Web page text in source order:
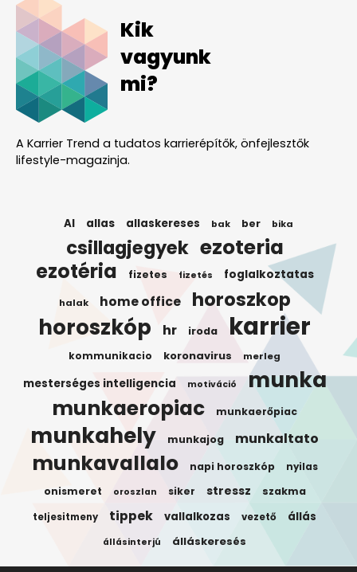
Kik
vagyunk
mi?
A Karrier Trend a tudatos karrierépítők, önfejlesztők
lifestyle-magazinja.
AI allas allaskereses bak ber bika
csillagjegyek ezoteria
ezotéria fizetes fizetés foglalkoztatas
halak home office horoszkop
horoszkóp hr iroda karrier
kommunikacio koronavirus merleg
mesterséges intelligencia motiváció munka
munkaeropiac munkaerőpiac
munkahely munkajog munkaltato
munkavallalo napi horoszkóp nyilas
onismeret oroszlan siker stressz szakma
teljesitmeny tippek vallalkozas vezető állás
állásinterjú álláskeresés